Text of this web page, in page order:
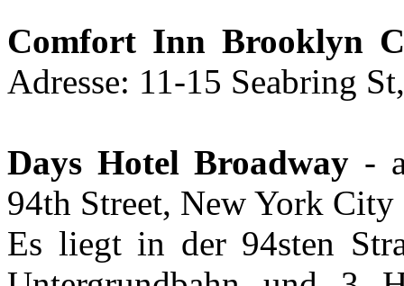
Comfort Inn Brooklyn
Adresse: 11-15 Seabring
Days Hotel Broadway -
94th Street, New York City
Es liegt in der 94sten